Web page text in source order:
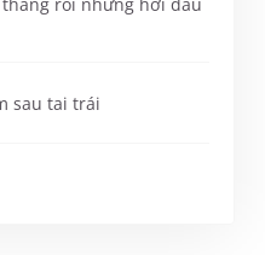
sau tai trái